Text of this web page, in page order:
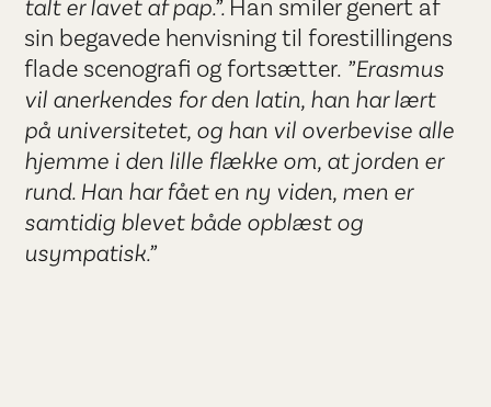
talt er lavet af pap.”. Han smiler genert af
sin begavede henvisning til forestillingens
flade scenografi og fortsætter. ”Erasmus
vil anerkendes for den latin, han har lært
på universitetet, og han vil overbevise alle
hjemme i den lille flække om, at jorden er
rund. Han har fået en ny viden, men er
samtidig blevet både opblæst og
usympatisk.”